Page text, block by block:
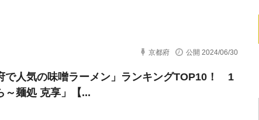
京都府 公開 2024/06/30
で人気の味噌ラーメン」ランキングTOP10！ 1
～麺処 克享」【...